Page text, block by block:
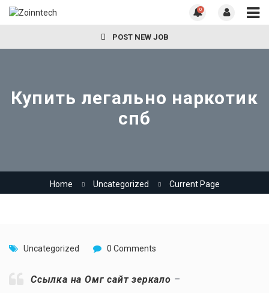
0
POST NEW JOB
Купить легально наркотик
спб
Home Uncategorized Current Page
Uncategorized 0 Comments
Ссылка на Омг сайт зеркало –